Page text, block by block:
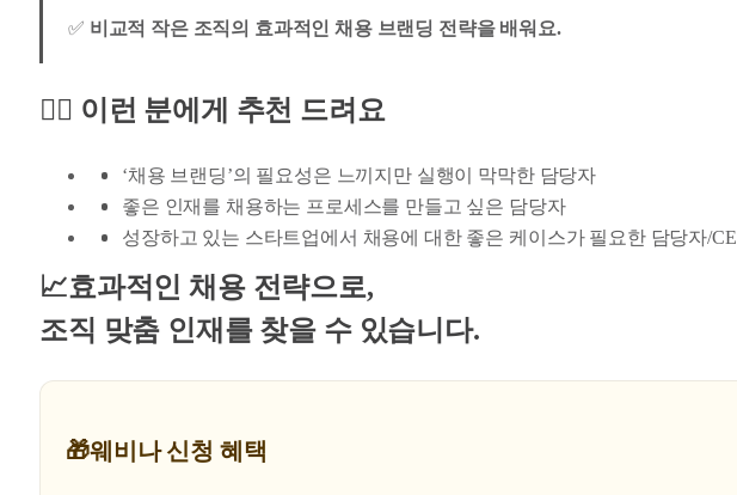
✅ 비교적 작은 조직의 효과적인 채용 브랜딩 전략을 배워요.
🙋‍♀️ 이런 분에게 추천 드려요
‘채용 브랜딩’의 필요성은 느끼지만 실행이 막막한 담당자
좋은 인재를 채용하는 프로세스를 만들고 싶은 담당자
성장하고 있는 스타트업에서 채용에 대한 좋은 케이스가 필요한 담당자/
📈효과적인 채용 전략으로,
조직 맞춤 인재를 찾을 수 있습니다.
🎁웨비나 신청 혜택